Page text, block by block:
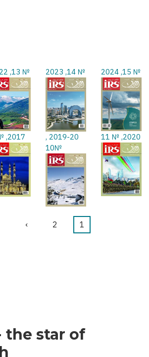
№ 15, 2024
№ 14, 2023
№ 13, 2022
2020, № 11
2019-20 ,
№10
2017, № 9
Pagination
Current
1 الصفحة
2
Next›
the star of